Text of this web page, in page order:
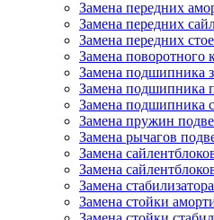
Замена передних
Замена передних
Замена передних
Замена поворотного
Замена подшипника
Замена подшипника
Замена подшипника
Замена пружин
Замена рычагов
Замена
Замена
Замена стабилизатора
Замена стойки